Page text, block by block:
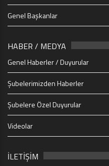
Genel Başkanlar
HABER / MEDYA
Genel Haberler / Duyurular
Şubelerimizden Haberler
Şubelere Özel Duyurular
Videolar
İLETİŞİM